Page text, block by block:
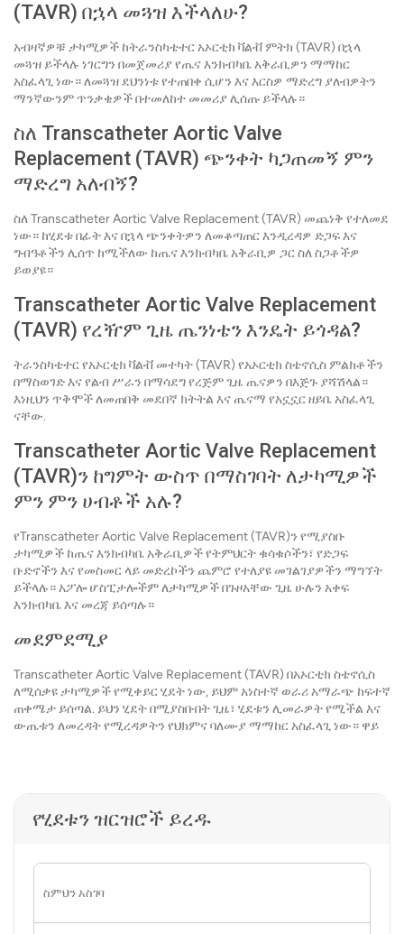
(TAVR) በኋላ መጓዝ እችላለሁ?
አብዛኛዎቹ ታካሚዎች ከትራንስካቴተር አኦርቲክ ቫልቭ ምትክ (TAVR) በኋላ
መጓዝ ይችላሉ ነገርግን በመጀመሪያ የጤና እንክብካቤ አቅራቢዎን ማማከር
አስፈላጊ ነው። ለመጓዝ ደህንነቱ የተጠበቀ ሲሆን እና እርስዎ ማድረግ ያለብዎትን
ማንኛውንም ጥንቃቄዎች በተመለከተ መመሪያ ሊሰጡ ይችላሉ።
ስለ Transcatheter Aortic Valve
Replacement (TAVR) ጭንቀት ካጋጠመኝ ምን
ማድረግ አለብኝ?
ስለ Transcatheter Aortic Valve Replacement (TAVR) መጨነቅ የተለመደ
ነው። ከሂደቱ በፊት እና በኋላ ጭንቀትዎን ለመቆጣጠር እንዲረዳዎ ድጋፍ እና
ግብዓቶችን ሊሰጥ ከሚችለው ከጤና እንክብካቤ አቅራቢዎ ጋር ስለ ስጋቶችዎ
ይወያዩ።
Transcatheter Aortic Valve Replacement
(TAVR) የረዥም ጊዜ ጤንነቴን እንዴት ይጎዳል?
ትራንስካቴተር የአኦርቲክ ቫልቭ መተካት (TAVR) የአኦርቲክ ስቴኖሲስ ምልክቶችን
በማስወገድ እና የልብ ሥራን በማሳደግ የረጅም ጊዜ ጤናዎን በእጅጉ ያሻሽላል።
እነዚህን ጥቅሞች ለመጠበቅ መደበኛ ክትትል እና ጤናማ የአኗኗር ዘይቤ አስፈላጊ
ናቸው.
Transcatheter Aortic Valve Replacement
(TAVR)ን ከግምት ውስጥ በማስገባት ለታካሚዎች
ምን ምን ሀብቶች አሉ?
የTranscatheter Aortic Valve Replacement (TAVR)ን የሚያስቡ
ታካሚዎች ከጤና እንክብካቤ አቅራቢዎች የትምህርት ቁሳቁሶችን፣ የድጋፍ
ቡድኖችን እና የመስመር ላይ መድረኮችን ጨምሮ የተለያዩ መገልገያዎችን ማግኘት
ይችላሉ። አፖሎ ሆስፒታሎችም ለታካሚዎች በጉዞአቸው ጊዜ ሁሉን አቀፍ
እንክብካቤ እና መረጃ ይሰጣሉ።
መደምደሚያ
Transcatheter Aortic Valve Replacement (TAVR) በአኦርቲክ ስቴኖሲስ
ለሚሰቃዩ ታካሚዎች የሚቀይር ሂደት ነው, ይህም አነስተኛ ወራሪ አማራጭ ከፍተኛ
ጠቀሜታ ይሰጣል. ይህን ሂደት በሚያስቡበት ጊዜ፣ ሂደቱን ሊመራዎት የሚችል እና
ውጤቱን ለመረዳት የሚረዳዎትን የህክምና ባለሙያ ማማከር አስፈላጊ ነው። ዋይ
የሂደቱን ዝርዝሮች ይረዱ